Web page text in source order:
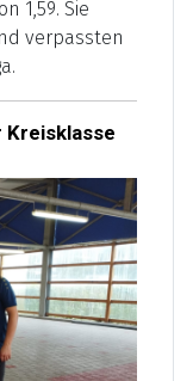
1,59. Sie
verpassten